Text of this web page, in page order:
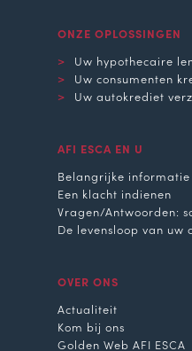
ONZE OPLOSSINGEN
Uw hypothecaire
Uw consumenten
Uw autokrediet
AFI ESCA EN U
Belangrijke informatie
Een klacht indienen
Vragen/Antwoorden:
De levensloop van uw
OVER ONS
Actualiteit
Kom bij ons
Golden Web AFI ESCA